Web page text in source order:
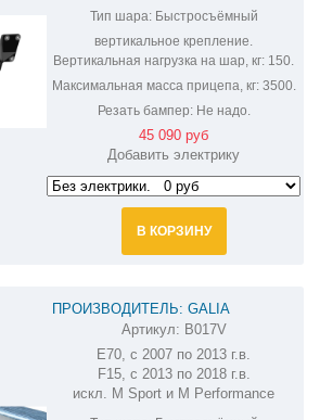
Тип шара:Быстросъёмный
вертикальное крепление.
Вертикальная нагрузка на шар, кг: 150.
Максимальная масса прицепа, кг:3500.
Резать бампер:Не надо.
45 090 руб
Добавить электрику
В КОРЗИНУ
ПРОИЗВОДИТЕЛЬ: GALIA
ОЦИНКОВАННЫЙ ФАРКОП НА BMW
X5 B017V
Артикул: B017V
E70, с 2007 по 2013 г.в.
F15, с 2013 по 2018 г.в.
искл. M Sport и M Performance